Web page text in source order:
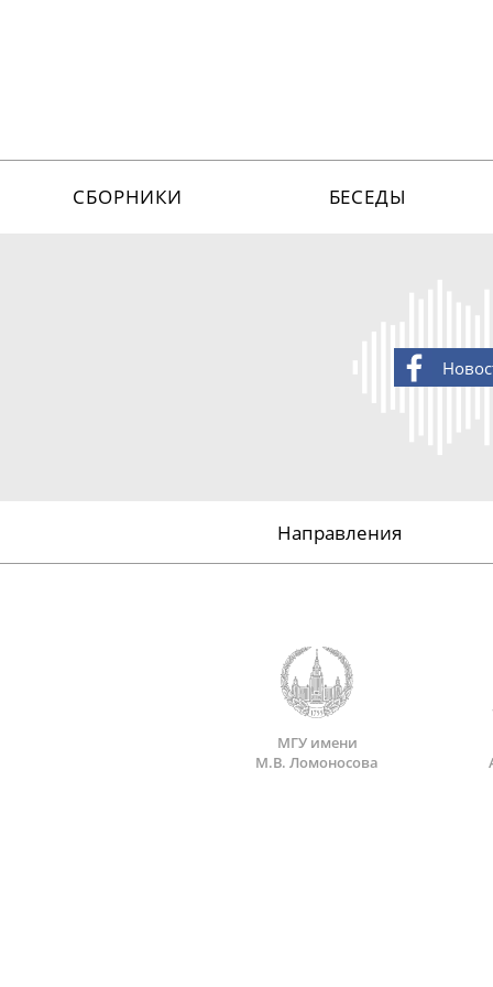
СБОРНИКИ БЕСЕДЫ
Направления
МГУ имени
М.В. Ломоносова